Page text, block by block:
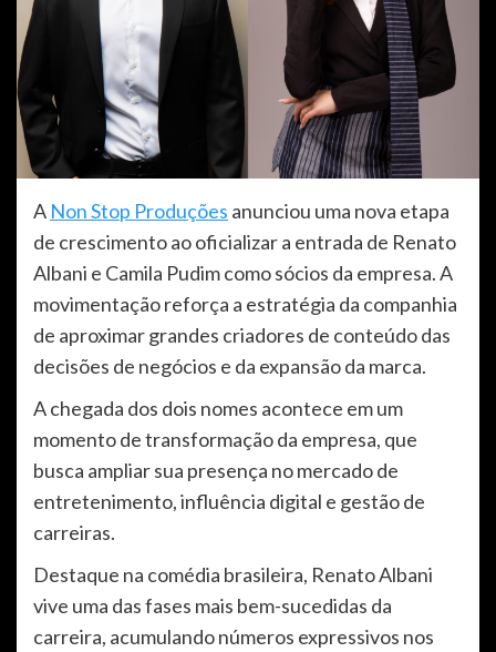
A Non Stop Produções anunciou uma nova etapa
de crescimento ao oficializar a entrada de Renato
Albani e Camila Pudim como sócios da empresa. A
movimentação reforça a estratégia da companhia
de aproximar grandes criadores de conteúdo das
decisões de negócios e da expansão da marca.
A chegada dos dois nomes acontece em um
momento de transformação da empresa, que
busca ampliar sua presença no mercado de
entretenimento, influência digital e gestão de
carreiras.
Destaque na comédia brasileira, Renato Albani
vive uma das fases mais bem-sucedidas da
carreira, acumulando números expressivos nos